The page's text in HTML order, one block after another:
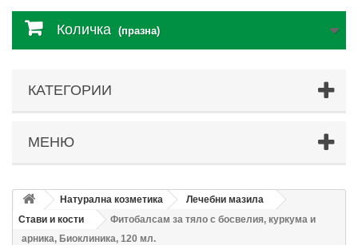
Количка (празна)
КАТЕГОРИИ
МЕНЮ
Натурална козметика
Лечебни мазила
Стави и кости
Фитобалсам за тяло с босвелия, куркума и
арника, Биоклиника, 120 мл.